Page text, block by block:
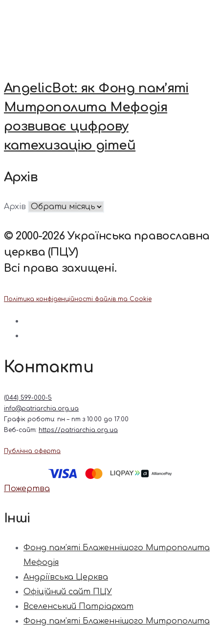
AngelicBot: як Фонд пам’яті
Митрополита Мефодія
розвиває цифрову
катехизацію дітей
Архів
Архів
© 2000-2026 Українська православна
церква (ПЦУ)
Всі права захищені.
Політика конфіденційності файлів та Cookie
Контакти
(044) 599-000-5
info@patriarchia.org.ua
Графік роботи: пн – пт з 10:00 до 17:00
Веб-сайт: https://patriarchia.org.ua
Публічна оферта
Пожертва
Інші
Фонд пам’яті Блаженнішого Митрополита
Мефодія
Андріївська Церква
Офіційний сайт ПЦУ
Вселенський Патріархат
Фонд пам’яті Блаженнішого Митрополита